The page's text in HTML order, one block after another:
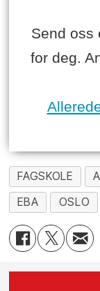
Send oss
for deg.
FAGSKOLE
EBA
OSLO